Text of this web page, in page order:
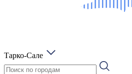
Тарко-Сале